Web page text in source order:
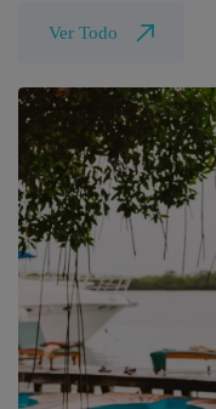
Ver Todo